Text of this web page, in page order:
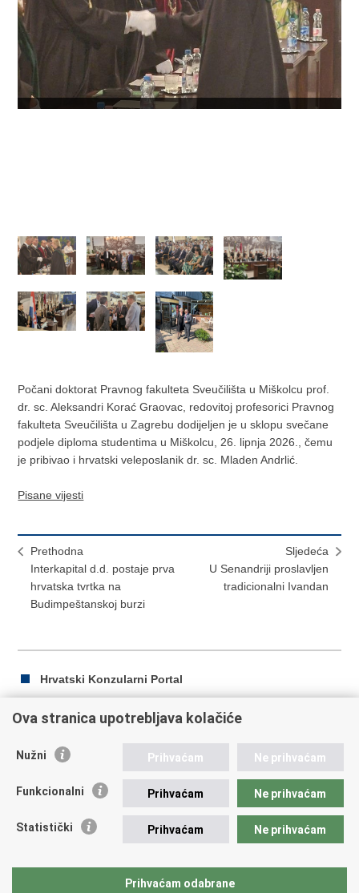
Počani doktorat Pravnog fakulteta Sveučilišta u Miškolcu prof.
dr. sc. Aleksandri Korać Graovac, redovitoj profesorici Pravnog
fakulteta Sveučilišta u Zagrebu dodijeljen je u sklopu svečane
podjele diploma studentima u Miškolcu, 26. lipnja 2026., čemu
je pribivao i hrvatski veleposlanik dr. sc. Mladen Andrlić.
Pisane vijesti
Prethodna
Interkapital d.d. postaje prva
hrvatska tvrtka na
Budimpeštanskoj burzi
Sljedeća
U Senandriji proslavljen
tradicionalni Ivandan
Hrvatski Konzularni Portal
Ispiši
Podijeli
Facebooku
Twitteru
Republika Hrvatska
Trg N.Š. Zrinskog 7-8, 10000 Zagreb
fax: +385 (0)1 4551 795, +385 (0)1 4920 149
ministarstvo@mvep.hr
Ova stranica upotrebljava kolačiće
Nužni Prihvaćam Ne prihvaćam
Funkcionalni Prihvaćam Ne prihvaćam
Statistički Prihvaćam Ne prihvaćam
Prihvaćam odabrane